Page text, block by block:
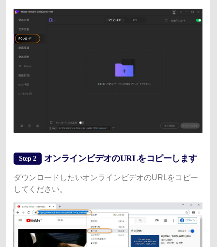
Step 2 オンラインビデオのURLをコピーします
ダウンロードしたいオンラインビデオのURLをコピー
してください。